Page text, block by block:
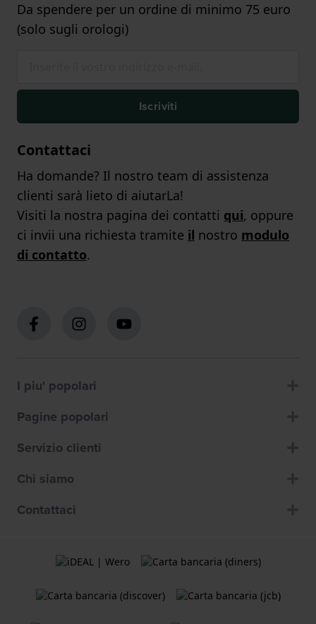
Da spendere per un ordine di minimo 75 euro
(solo sugli orologi)
Iscriviti
Contattaci
Ha domande? Il nostro team di assistenza
clienti sarà lieto di aiutarLa!
Visiti la nostra pagina dei contatti qui, oppure
ci invii una richiesta tramite il nostro modulo
di contatto.
I piu' popolari
Pagine popolari
Servizio clienti
Chi siamo
Contattaci